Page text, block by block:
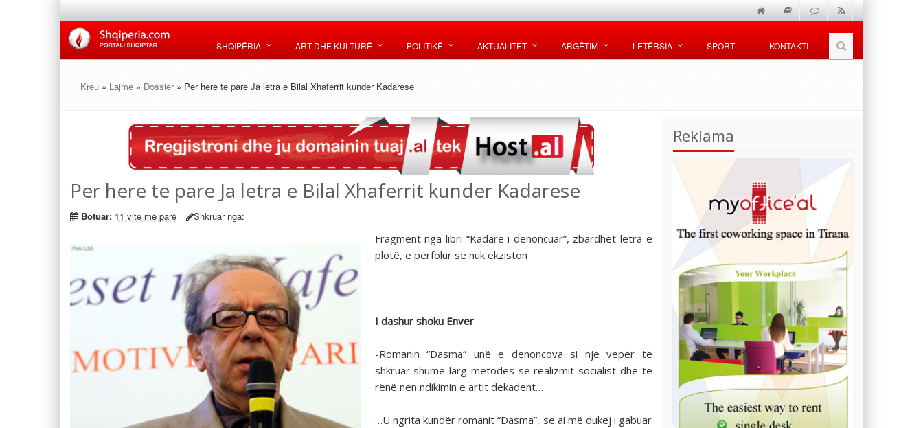
SHQIPËRIA ART DHE KULTURË POLITIKË AKTUALITET ARGËTIM LETËRSIA SPORT KONTAKTI
Kreu » Lajme » Dossier » Per here te pare Ja letra e Bilal Xhaferrit kunder Kadarese
Per here te pare Ja letra e Bilal Xhaferrit kunder Kadarese
Botuar: 11 vite më parë Shkruar nga:
Fragment nga libri “Kadare i denoncuar”, zbardhet letra e
plotë, e përfolur se nuk ekziston
I dashur shoku Enver
-Romanin “Dasma” unë e denoncova si një vepër të
shkruar shumë larg metodës së realizmit socialist dhe të
rënë nën ndikimin e artit dekadent…
…U ngrita kundër romanit “Dasma”, se ai më dukej i gabuar
Reklama